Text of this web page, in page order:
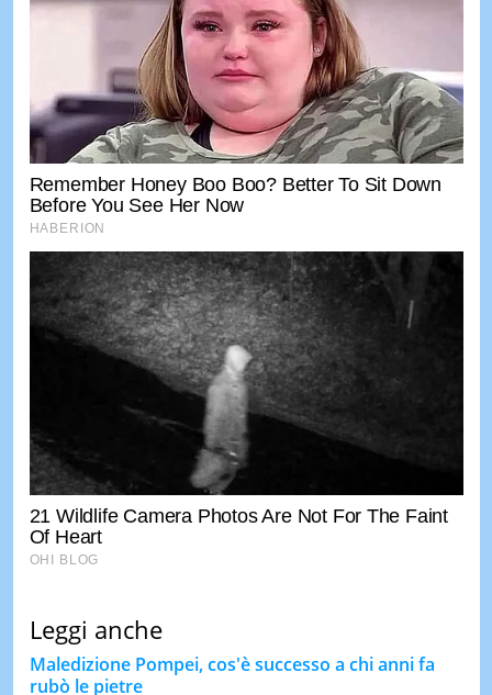
Leggi anche
Maledizione Pompei, cos'è successo a chi anni fa
rubò le pietre